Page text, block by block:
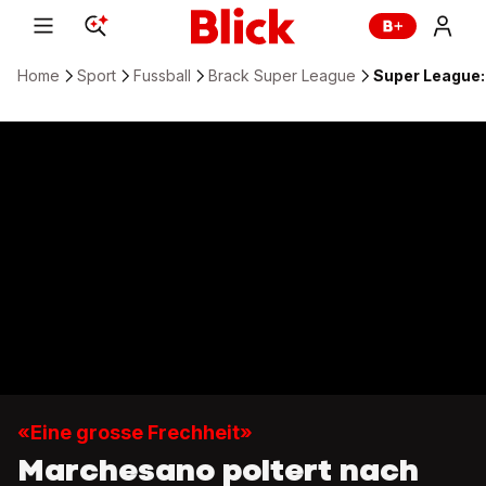
Home Sport Fussball Brack Super League Super
«Eine grosse Frechheit»
Marchesano poltert nach